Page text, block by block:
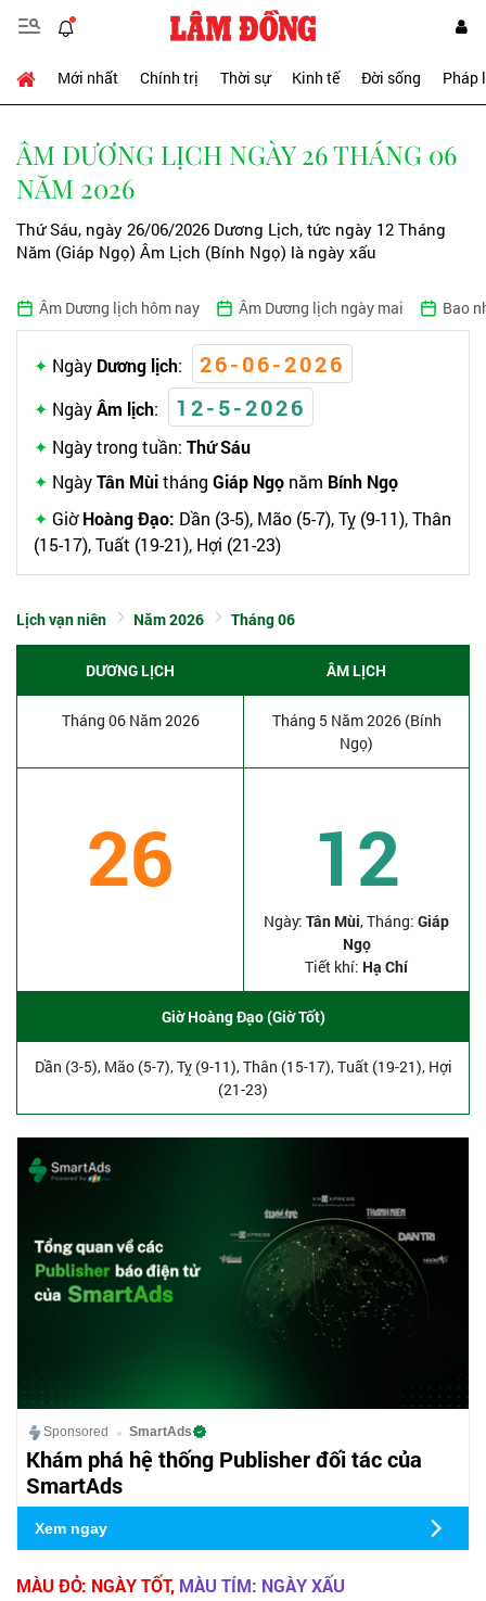
Mới nhất Chính trị Thời sự Kinh tế Đời sống Pháp
ÂM DƯƠNG LỊCH NGÀY 26 THÁNG 06
NĂM 2026
Thứ Sáu, ngày 26/06/2026 Dương Lịch, tức ngày 12 Tháng
Năm (Giáp Ngọ) Âm Lịch (Bính Ngọ) là ngày xấu
Âm Dương lịch hôm nay Âm Dương lịch ngày mai Bao
Ngày Dương lịch: 26-06-2026
NgàyÂm lịch: 12-5-2026
Ngày trong tuần: Thứ Sáu
NgàyTân Mùitháng Giáp Ngọ năm Bính Ngọ
GiờHoàng Đạo: Dần (3-5), Mão (5-7), Tỵ (9-11), Thân
(15-17), Tuất (19-21), Hợi (21-23)
Lịch vạn niên Năm 2026 Tháng 06
DƯƠNG LỊCH ÂM LỊCH
Tháng 06 Năm 2026
Tháng 5 Năm 2026 (Bính
Ngọ)
26 12
Ngày: Tân Mùi, Tháng: Giáp
Ngọ
Tiết khí: Hạ Chí
Giờ Hoàng Đạo (Giờ Tốt)
Dần (3-5), Mão (5-7), Tỵ (9-11), Thân (15-17), Tuất (19-21), Hợi
(21-23)
Sponsored SmartAds
Khám phá hệ thống Publisher đối tác của
SmartAds
Xem ngay
MÀU ĐỎ: NGÀY TỐT, MÀU TÍM: NGÀY XẤU